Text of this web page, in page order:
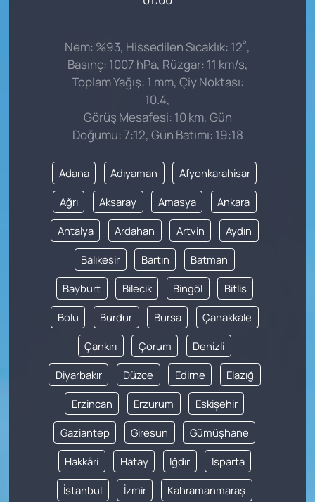
Nem: %93, Hissedilen Sıcaklık: 12°,
Basınç: 1007 hPa, Rüzgar: 11 km/s,
Toplam Yağış: 1 mm, Çiy Noktası:
10.4,
Görüş Mesafesi: 10 km, Gün
Doğumu: 7:12, Gün Batımı: 19:18
Adana Adıyaman Afyonkarahisar
Ağrı Aksaray Amasya Ankara
Antalya Ardahan Artvin Aydın
Balıkesir Bartın Batman
Bayburt Bilecik Bingöl Bitlis
Bolu Burdur Bursa Çanakkale
Çankırı Çorum Denizli
Diyarbakır Düzce Edirne Elazığ
Erzincan Erzurum Eskişehir
Gaziantep Giresun Gümüşhane
Hakkâri Hatay Iğdır Isparta
İstanbul İzmir Kahramanmaraş